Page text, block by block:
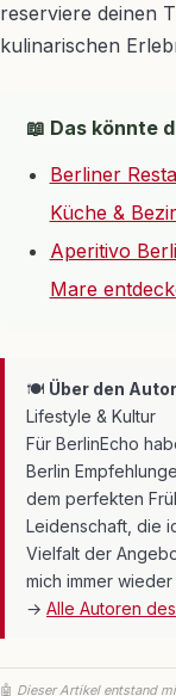
reserviere deinen
kulinarischen
📖 Das könnte
Berliner
Küche &
Aperitivo
Mare
🍽 Über den
Lifestyle & Kultur
Für BerlinEcho
Berlin
dem perfekten
Leidenschaft, die
Vielfalt der
mich immer
→ Alle Autoren
🤖 Dieser Artikel entstand